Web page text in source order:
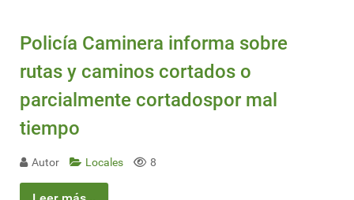
Policía Caminera informa sobre
rutas y caminos cortados o
parcialmente cortadospor mal
tiempo
Autor Locales 8